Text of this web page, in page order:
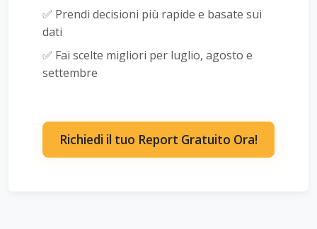
✅ Prendi decisioni più rapide e basate sui
dati
✅ Fai scelte migliori per luglio, agosto e
settembre
Richiedi il tuo Report Gratuito Ora!